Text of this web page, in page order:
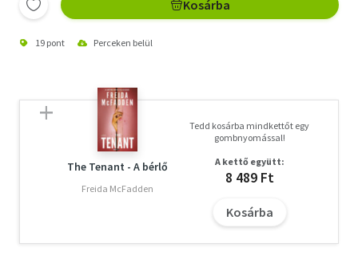
Kosárba
19 pont Perceken belül
The Tenant - A bérlő
Freida McFadden
Tedd kosárba mindkettőt egy
gombnyomással!
A kettő együtt:
8 489 Ft
Kosárba